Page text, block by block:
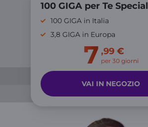
100 GIGA per Te Special
100 GIGA in Italia
3,8 GIGA in Europa
7 ,99 €
per 30 giorni
VAI IN NEGOZIO